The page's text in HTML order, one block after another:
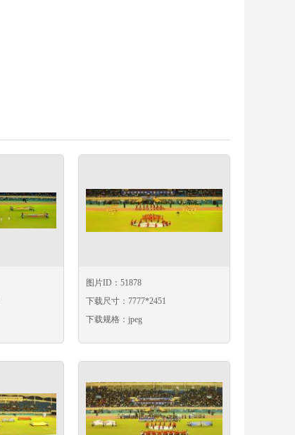
图片ID：51878
下载尺寸：7777*2451
下载规格：jpeg